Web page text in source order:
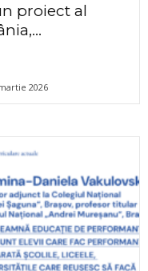
proiect al
2026